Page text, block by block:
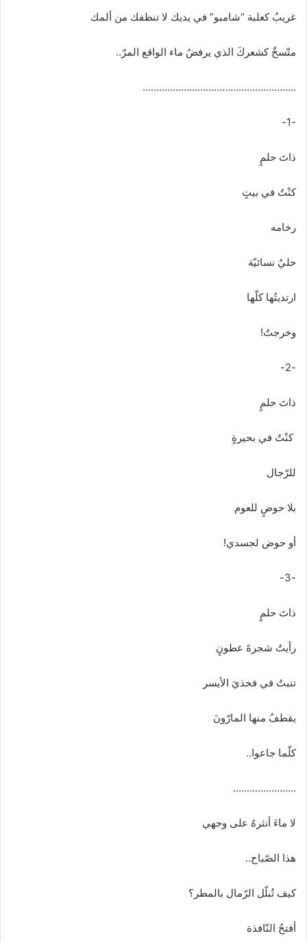
غريبُ كعلبة “شامبو” في يديك لا تنظفك من ألمك
متّسخٌ كشعركَ الذي يرفضُ ماء الواقع المرّ..
………………………………………………..
-1-
ذاتَ حلمٍ
كنْتُ في بيتٍ
رخامه
حليٌ نسائيّة
ارتديتُها كلّها
وخرجتُ!
-2-
ذاتَ حلمٍ
كنْتُ في بحيرةٍ
للرّجال
بلا حوضٍ للعوم
أو حوض لجسدي!
-3-
ذاتَ حلمٍ
رأيتُ شجرةَ عطونٍ
تنبتُ في فخذيَ الأيسر
يقطفُ منها المارّونَ
كلّما جاعوا..
…………………..
لا ماءَ أنثرهُ على وجهي
هذا الصّباح..
كيف تُبلّل الرّمال بالمطر؟
أفتحُ النّافذة